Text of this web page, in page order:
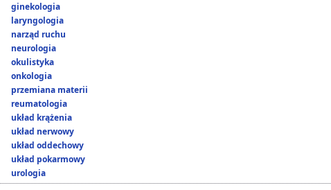
ginekologia
laryngologia
narząd ruchu
neurologia
okulistyka
onkologia
przemiana materii
reumatologia
układ krążenia
układ nerwowy
układ oddechowy
układ pokarmowy
urologia